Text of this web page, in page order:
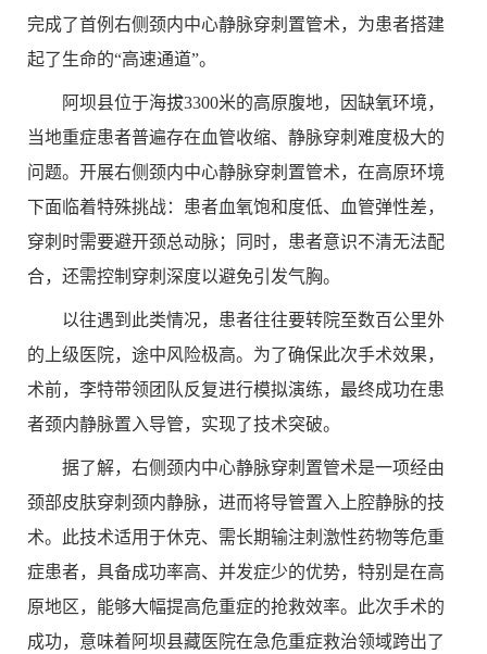
完成了首例右侧颈内中心静脉穿刺置管术，为患者搭建
起了生命的“高速通道”。
阿坝县位于海拔3300米的高原腹地，因缺氧环境，
当地重症患者普遍存在血管收缩、静脉穿刺难度极大的
问题。开展右侧颈内中心静脉穿刺置管术，在高原环境
下面临着特殊挑战：患者血氧饱和度低、血管弹性差，
穿刺时需要避开颈总动脉；同时，患者意识不清无法配
合，还需控制穿刺深度以避免引发气胸。
以往遇到此类情况，患者往往要转院至数百公里外
的上级医院，途中风险极高。为了确保此次手术效果，
术前，李特带领团队反复进行模拟演练，最终成功在患
者颈内静脉置入导管，实现了技术突破。
据了解，右侧颈内中心静脉穿刺置管术是一项经由
颈部皮肤穿刺颈内静脉，进而将导管置入上腔静脉的技
术。此技术适用于休克、需长期输注刺激性药物等危重
症患者，具备成功率高、并发症少的优势，特别是在高
原地区，能够大幅提高危重症的抢救效率。此次手术的
成功，意味着阿坝县藏医院在急危重症救治领域跨出了